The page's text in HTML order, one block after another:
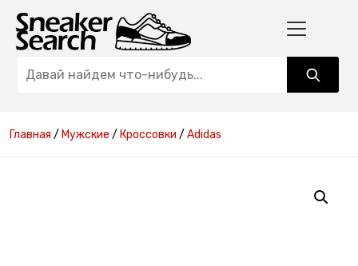
Главная / Мужские / Кроссовки / Adidas